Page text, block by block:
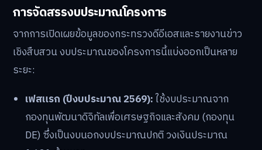
การจัดสรรงบประมาณโครงการ
จากการเปิดเผยข้อมูลของกระทรวงดีอีเอสและรายงานข่าว
เชิงสืบสวน งบประมาณของโครงการนี้แบ่งออกเป็นหลาย
ระยะ:
เฟสแรก (ปีงบประมาณ 2569):ใช้งบประมาณจาก
กองทุนพัฒนาดิจิทัลเพื่อเศรษฐกิจและสังคม (กองทุน
DE) ซึ่งเป็นงบนอกงบประมาณปกติ วงเงินประมาณ